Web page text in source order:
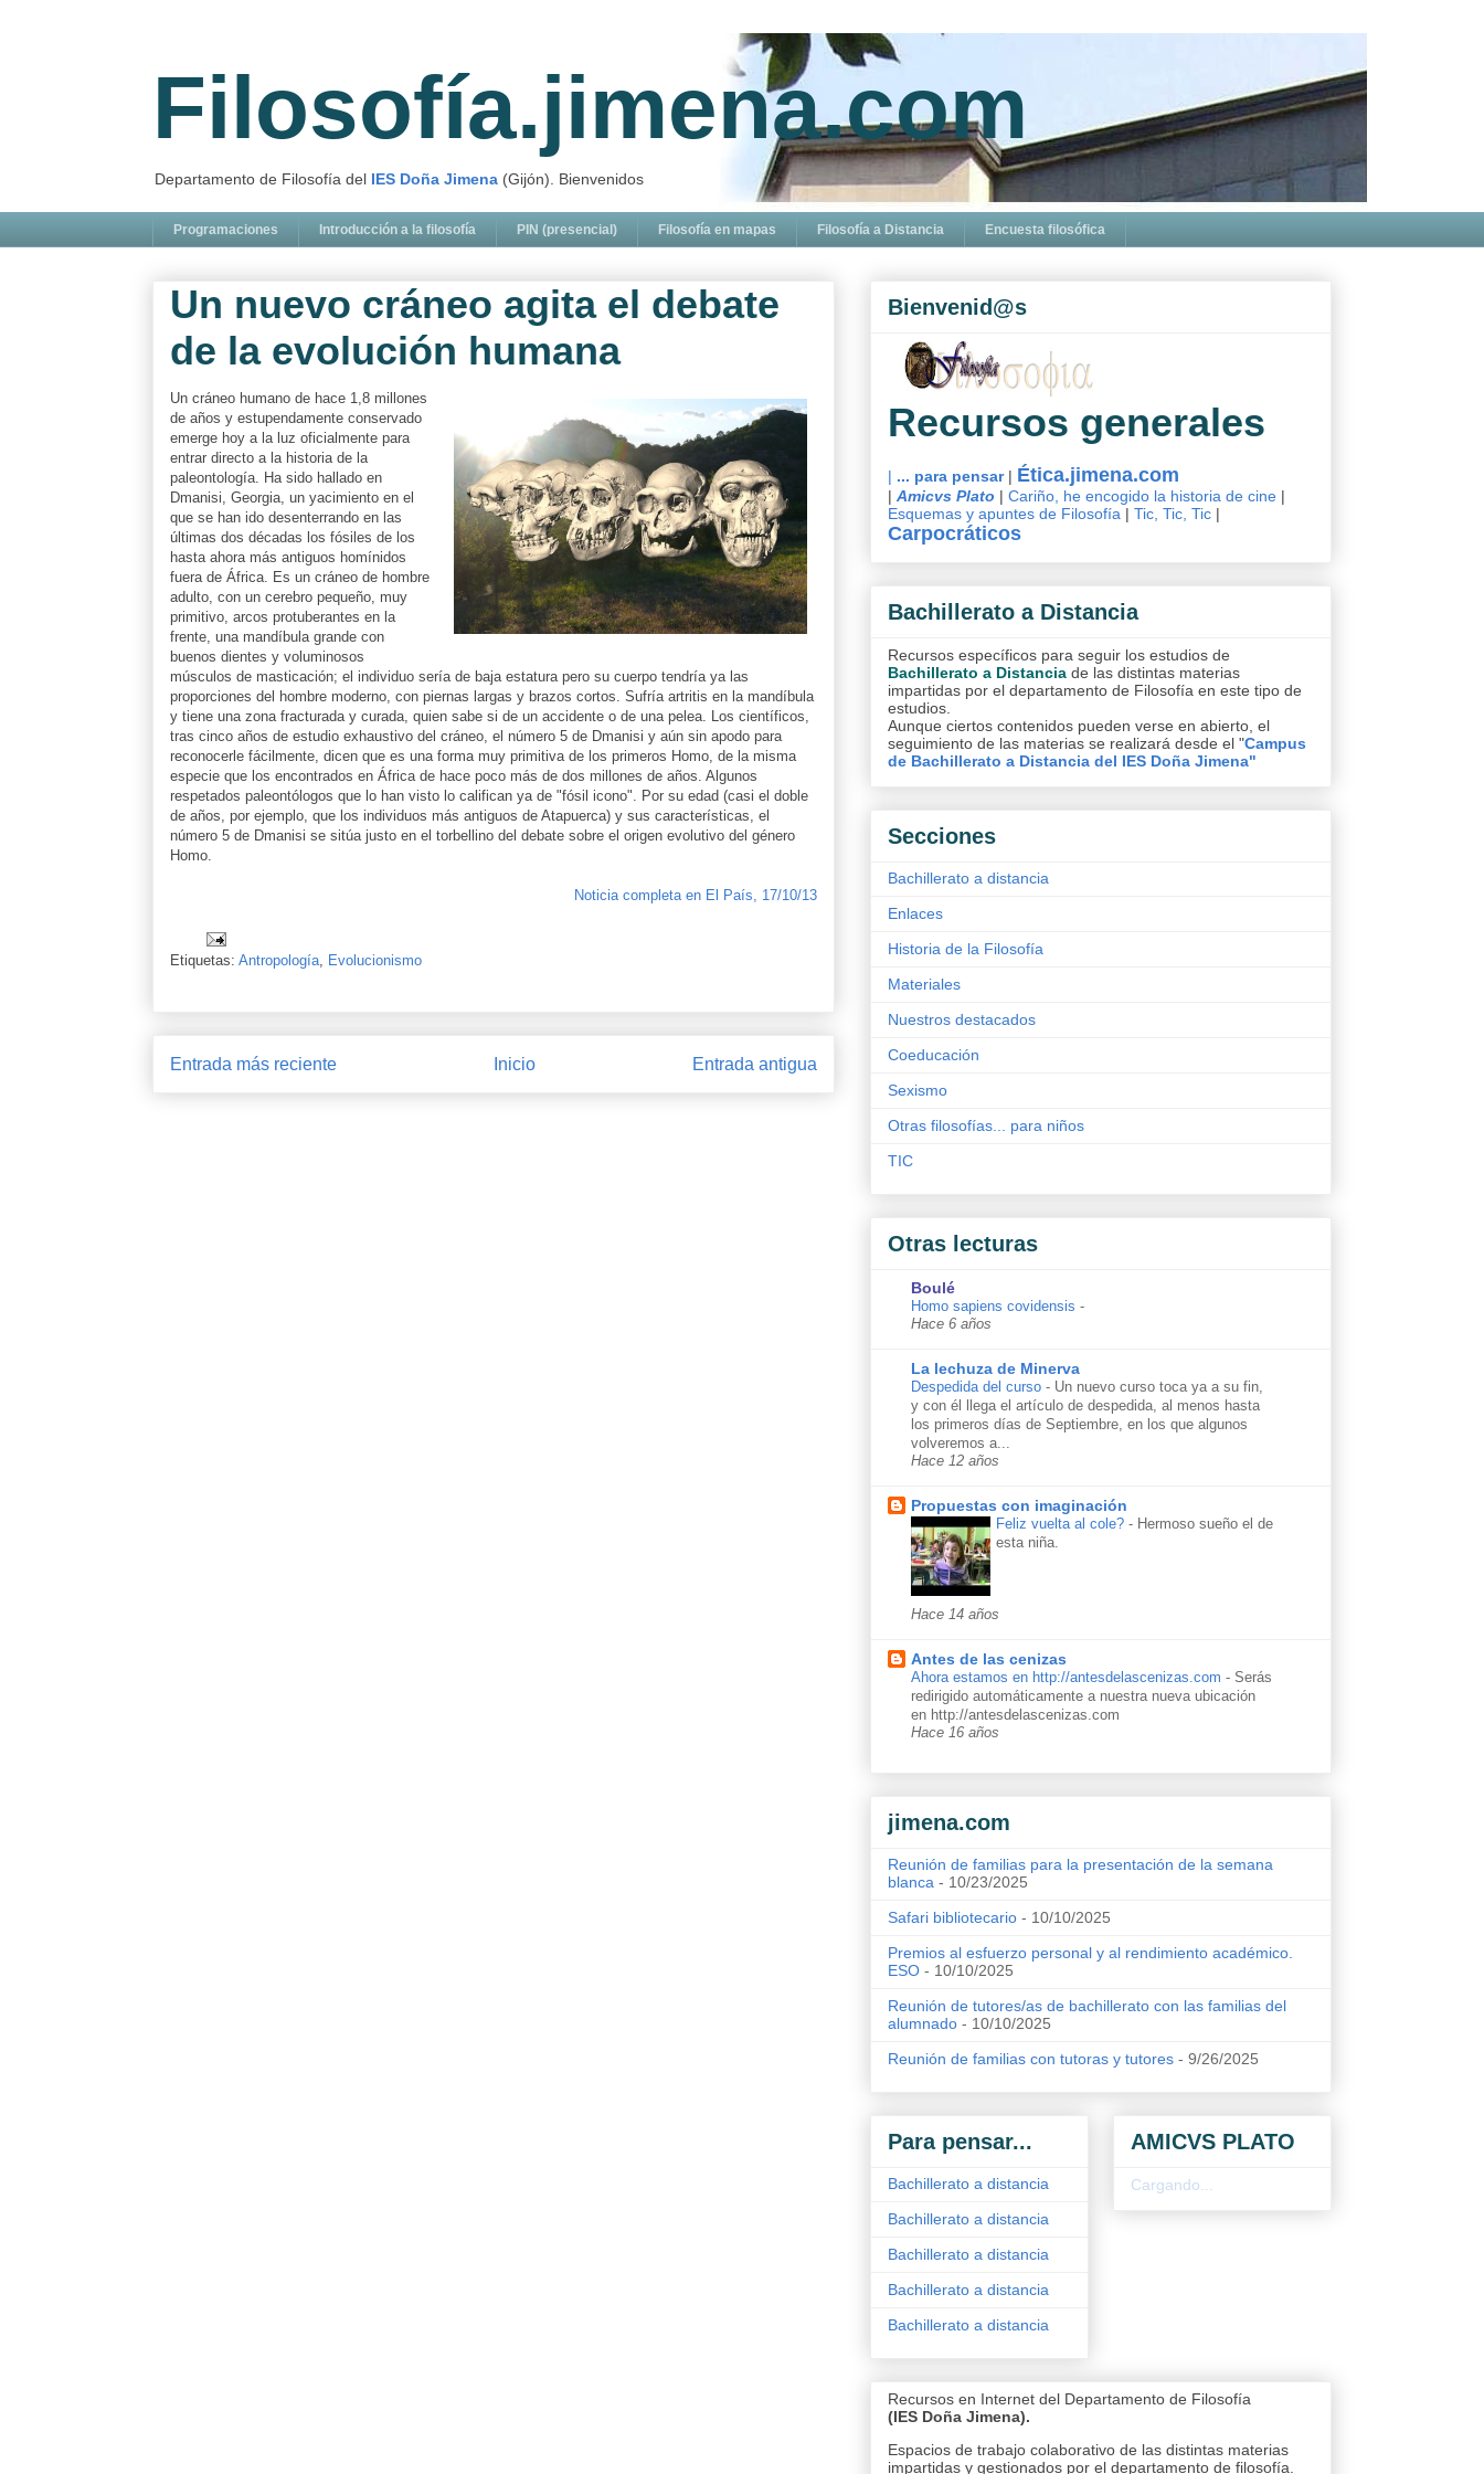
Filosofía.jimena.com
Departamento de Filosofía del IES Doña Jimena (Gijón). Bienvenidos
Programaciones Introducción a la filosofía PIN (presencial) Filosofía en mapas Filosofía a Distancia Encuesta filosófica
Un nuevo cráneo agita el debate
de la evolución humana
Un cráneo humano de hace 1,8 millones
de años y estupendamente conservado
emerge hoy a la luz oficialmente para
entrar directo a la historia de la
paleontología. Ha sido hallado en
Dmanisi, Georgia, un yacimiento en el
que se han ido desenterrando en las
últimas dos décadas los fósiles de los
hasta ahora más antiguos homínidos
fuera de África. Es un cráneo de hombre
adulto, con un cerebro pequeño, muy
primitivo, arcos protuberantes en la
frente, una mandíbula grande con
buenos dientes y voluminosos
músculos de masticación; el individuo sería de baja estatura pero su cuerpo tendría ya las
proporciones del hombre moderno, con piernas largas y brazos cortos. Sufría artritis en la mandíbula
y tiene una zona fracturada y curada, quien sabe si de un accidente o de una pelea. Los científicos,
tras cinco años de estudio exhaustivo del cráneo, el número 5 de Dmanisi y aún sin apodo para
reconocerle fácilmente, dicen que es una forma muy primitiva de los primeros Homo, de la misma
especie que los encontrados en África de hace poco más de dos millones de años. Algunos
respetados paleontólogos que lo han visto lo califican ya de "fósil icono". Por su edad (casi el doble
de años, por ejemplo, que los individuos más antiguos de Atapuerca) y sus características, el
número 5 de Dmanisi se sitúa justo en el torbellino del debate sobre el origen evolutivo del género
Homo.
Noticia completa en El País, 17/10/13
Etiquetas: Antropología Evolucionismo
Entrada más reciente Entrada antigua
Inicio
Bienvenid@s
Recursos generales
| ... para pensar| Ética.jimena.com
| Amicvs Plato | Cariño, he encogido la historia de cine |
Esquemas y apuntes de Filosofía | Tic, Tic, Tic |
Carpocráticos
Bachillerato a Distancia
Recursos específicos para seguir los estudios de
Bachillerato a Distancia de las distintas materias
impartidas por el departamento de Filosofía en este tipo de
estudios.
Aunque ciertos contenidos pueden verse en abierto, el
seguimiento de las materias se realizará desde el "Campus
de Bachillerato a Distancia del IES Doña Jimena"
Secciones
Bachillerato a distancia
Enlaces
Historia de la Filosofía
Materiales
Nuestros destacados
Coeducación
Sexismo
Otras filosofías... para niños
TIC
Otras lecturas
Boulé
Homo sapiens covidensis -
Hace 6 años
La lechuza de Minerva
Despedida del curso - Un nuevo curso toca ya a su fin,
y con él llega el artículo de despedida, al menos hasta
los primeros días de Septiembre, en los que algunos
volveremos a...
Hace 12 años
Propuestas con imaginación
Feliz vuelta al cole? - Hermoso sueño el de
esta niña.
Hace 14 años
Antes de las cenizas
Ahora estamos en http://antesdelascenizas.com - Serás
redirigido automáticamente a nuestra nueva ubicación
en http://antesdelascenizas.com
Hace 16 años
jimena.com
Reunión de familias para la presentación de la semana
blanca - 10/23/2025
Safari bibliotecario - 10/10/2025
Premios al esfuerzo personal y al rendimiento académico.
ESO - 10/10/2025
Reunión de tutores/as de bachillerato con las familias del
alumnado - 10/10/2025
Reunión de familias con tutoras y tutores - 9/26/2025
Para pensar...
Bachillerato a distancia
Bachillerato a distancia
Bachillerato a distancia
Bachillerato a distancia
Bachillerato a distancia
AMICVS PLATO
Cargando...
Recursos en Internet del Departamento de Filosofía
(IES Doña Jimena).
Espacios de trabajo colaborativo de las distintas materias
impartidas y gestionados por el departamento de filosofía.